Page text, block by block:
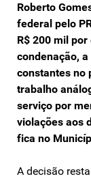
Roberto
federal pelo
R$ 200 mil
condenação,
constantes no
trabalho
serviço por
violações aos
fica no
A decisão